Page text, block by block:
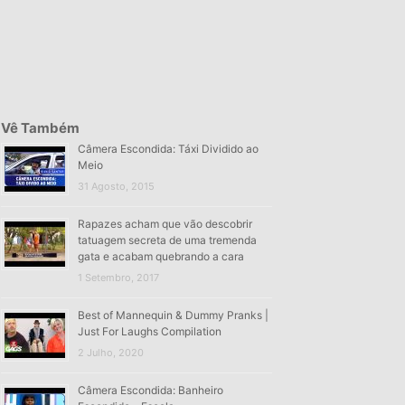
Vê Também
Câmera Escondida: Táxi Dividido ao
Meio
31 Agosto, 2015
Rapazes acham que vão descobrir
tatuagem secreta de uma tremenda
gata e acabam quebrando a cara
1 Setembro, 2017
Best of Mannequin & Dummy Pranks |
Just For Laughs Compilation
2 Julho, 2020
Câmera Escondida: Banheiro